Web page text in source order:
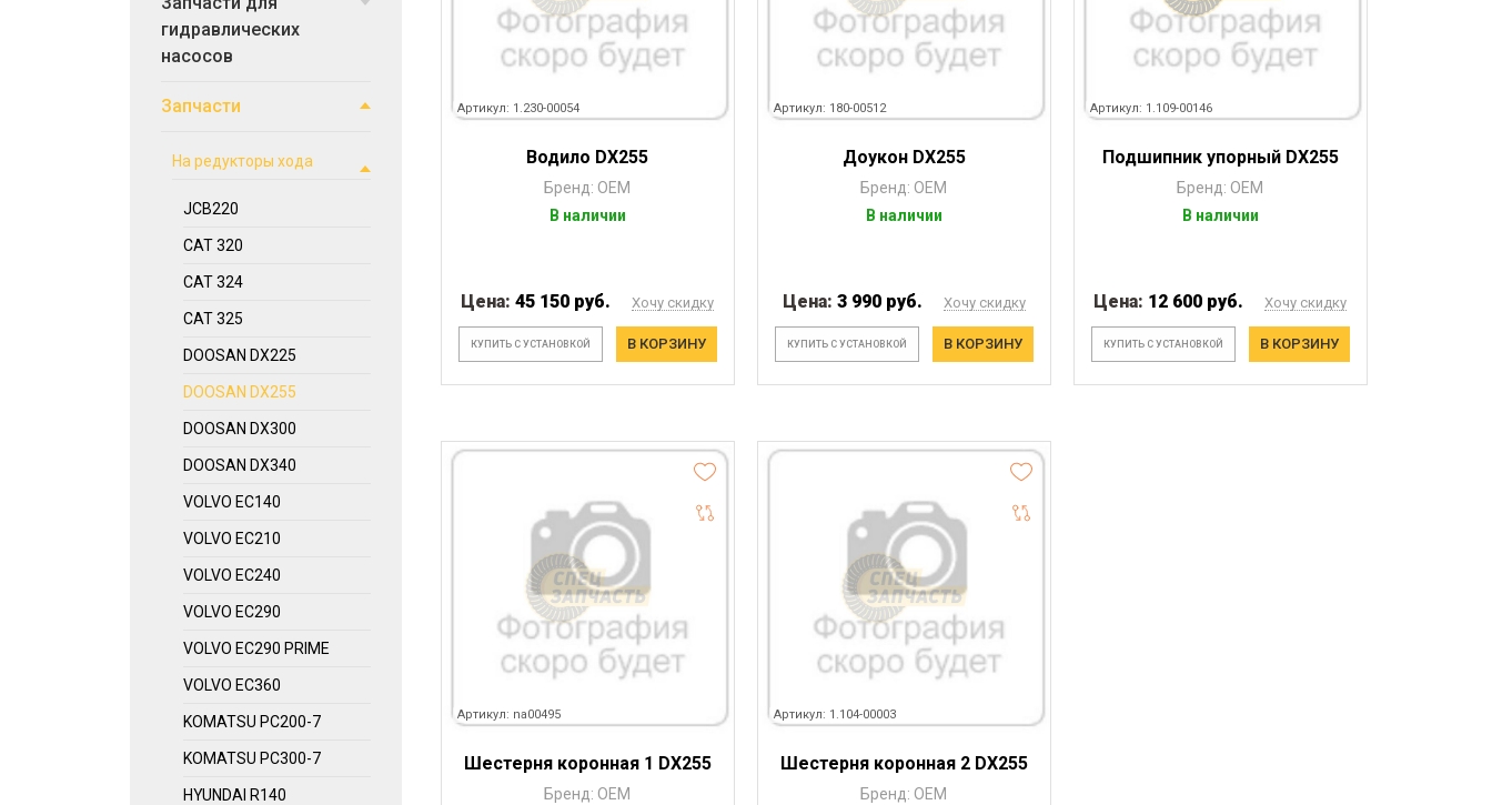
гидравлических
насосов
Запчасти
На редукторы хода
JCB220
CAT 320
CAT 324
CAT 325
DOOSAN DX225
DOOSAN DX255
DOOSAN DX300
DOOSAN DX340
VOLVO EC140
VOLVO EC210
VOLVO EC240
VOLVO EC290
VOLVO EC290 PRIME
VOLVO EC360
KOMATSU PC200-7
KOMATSU PC300-7
HYUNDAI R140
Артикул: 1.230-00054
Водило DX255
Бренд: OEM
В наличии
Цена:45 150 руб. Хочу скидку
КУПИТЬ С УСТАНОВКОЙ В КОРЗИНУ
Артикул: 180-00512
Доукон DX255
Бренд: OEM
В наличии
Цена: 3 990 руб. Хочу скидку
КУПИТЬ С УСТАНОВКОЙ В КОРЗИНУ
Артикул: 1.109-00146
Подшипник упорный DX255
Бренд: OEM
В наличии
Цена: 12 600 руб. Хочу скидку
КУПИТЬ С УСТАНОВКОЙ В КОРЗИНУ
Артикул: na00495
Шестерня коронная 1 DX255
Бренд: OEM
Артикул: 1.104-00003
Шестерня коронная 2 DX255
Бренд: OEM